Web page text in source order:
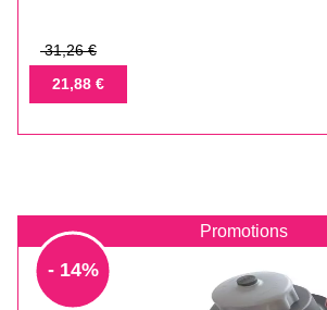
Prix
base
31,26 €
Prix21,88 €
Promotions
- 14%